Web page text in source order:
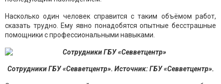
Насколько один человек справится с таким объёмом работ,
сказать трудно. Ему явно понадобятся опытные бесстрашные
помощники с профессиональными навыками.
Сотрудники ГБУ «Севветцентр». Источник: ГБУ «Севветцентр».